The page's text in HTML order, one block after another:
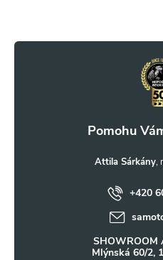
Attila Sárkány
+420
SHOWROOM
Mlýnská 60/2,